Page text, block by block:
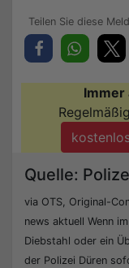
Immer
Quelle:
via OTS, Original-
news aktuell Wenn
Diebstahl oder ein
der Polizei Düren